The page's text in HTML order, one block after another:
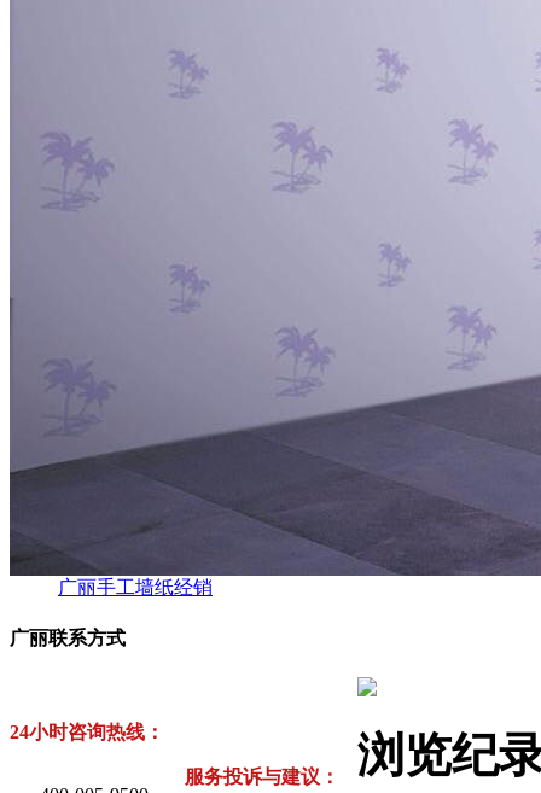
广丽手工墙纸经销
广丽联系方式
24小时咨询热线：
服务投诉与建议：
浏览纪